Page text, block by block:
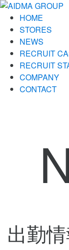
HOME
STORES
NEWS
RECRUIT
RECRUIT
COMPANY
CONTACT
出勤